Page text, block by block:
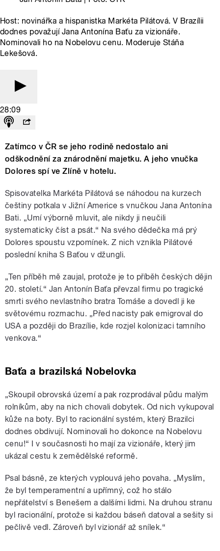
Host: novinářka a hispanistka Markéta Pilátová. V Brazílii
dodnes považují Jana Antonína Baťu za vizionáře.
Nominovali ho na Nobelovu cenu. Moderuje Stáňa
Lekešová.
28:09
Zatímco v ČR se jeho rodině nedostalo ani
odškodnění za znárodnění majetku. A jeho vnučka
Dolores spí ve Zlíně v hotelu.
Spisovatelka Markéta Pilátová se náhodou na kurzech
češtiny potkala v Jižní Americe s vnučkou Jana Antonína
Bati. „Umí výborně mluvit, ale nikdy ji neučili
systematicky číst a psát.“ Na svého dědečka má prý
Dolores spoustu vzpomínek. Z nich vznikla Pilátové
poslední kniha S Baťou v džungli.
„Ten příběh mě zaujal, protože je to příběh českých dějin
20. století.“ Jan Antonín Baťa převzal firmu po tragické
smrti svého nevlastního bratra Tomáše a dovedl ji ke
světovému rozmachu. „Před nacisty pak emigroval do
USA a později do Brazílie, kde rozjel kolonizaci tamního
venkova.“
Baťa a brazilská Nobelovka
„Skoupil obrovská území a pak rozprodával půdu malým
rolníkům, aby na nich chovali dobytek. Od nich vykupoval
kůže na boty. Byl to racionální systém, který Brazilci
dodnes obdivují. Nominovali ho dokonce na Nobelovu
cenu!“ I v současnosti ho mají za vizionáře, který jim
ukázal cestu k zemědělské reformě.
Psal básně, ze kterých vyplouvá jeho povaha. „Myslím,
že byl temperamentní a upřímný, což ho stálo
nepřátelství s Benešem a dalšími lidmi. Na druhou stranu
byl racionální, protože si každou báseň datoval a sešity si
pečlivě vedl. Zároveň byl vizionář až snílek.“